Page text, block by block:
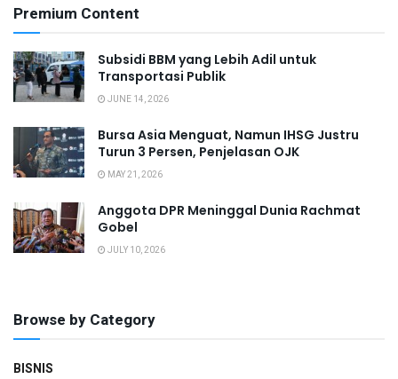
Premium Content
Subsidi BBM yang Lebih Adil untuk
Transportasi Publik
JUNE 14, 2026
Bursa Asia Menguat, Namun IHSG Justru
Turun 3 Persen, Penjelasan OJK
MAY 21, 2026
Anggota DPR Meninggal Dunia Rachmat
Gobel
JULY 10, 2026
Browse by Category
BISNIS